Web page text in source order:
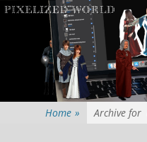
Home » Archive for